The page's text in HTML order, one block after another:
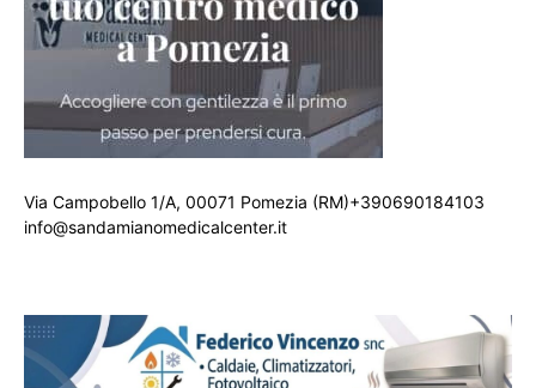
Via Campobello 1/A, 00071 Pomezia (RM)+390690184103
info@sandamianomedicalcenter.it